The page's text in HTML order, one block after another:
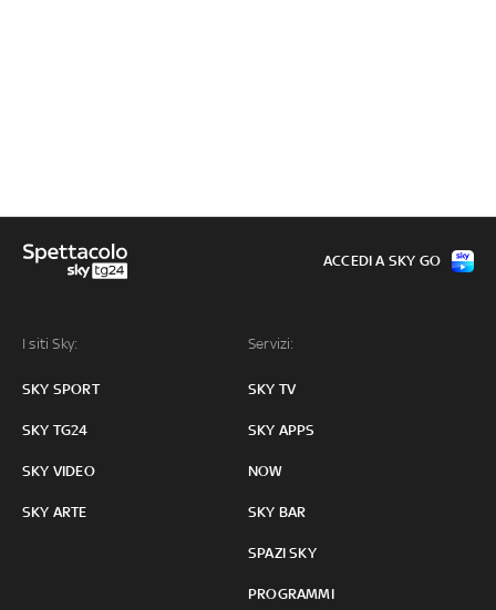
I siti Sky:
SKY SPORT
SKY TG24
SKY VIDEO
SKY ARTE
Servizi:
SKY TV
SKY APPS
NOW
SKY BAR
SPAZI SKY
PROGRAMMI
ACCEDI A SKY GO